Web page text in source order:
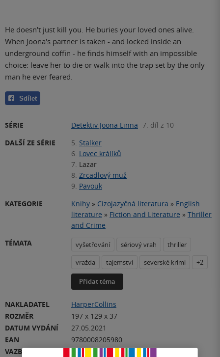
He doesn't just kill you. He buries your loved ones alive.
When Joona's partner is taken - and locked inside an
underground coffin - he finds himself with an impossible
choice: leave her to die or walk into the trap set by the only
man he ever feared.
Sdílet
SÉRIE Detektiv Joona Linna 7. díl z 10
DALŠÍ ZE SÉRIE
5. Stalker
6. Lovec králíků
7. Lazar
8. Zrcadlový muž
9. Pavouk
KATEGORIE
Knihy » Cizojazyčná literatura » English
literature » Fiction and Literature » Thriller
and Crime
TÉMATA
vyšetřování sériový vrah
thriller
vražda
tajemství severské krimi +2
Přidat téma
NAKLADATEL
HarperCollins
ROZMĚR
197 x 129 x 37
DATUM VYDÁNÍ
27.05.2021
EAN
9780008205980
VAZBA